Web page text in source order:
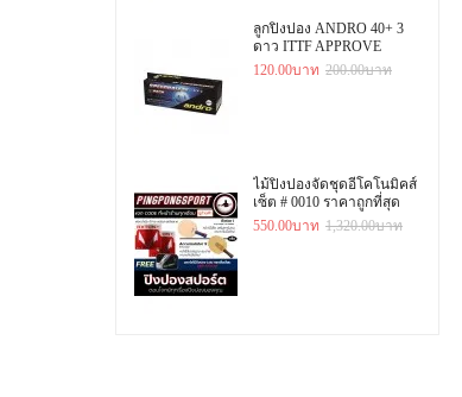
ลูกปิงปอง ANDRO 40+ 3
ดาว ITTF APPROVE
120.00บาท 200.00บาท
ไม้ปิงปองจัดชุดอีโคโนมิคส์
เซ็ต # 0010 ราคาถูกที่สุด
550.00บาท 1,320.00บาท